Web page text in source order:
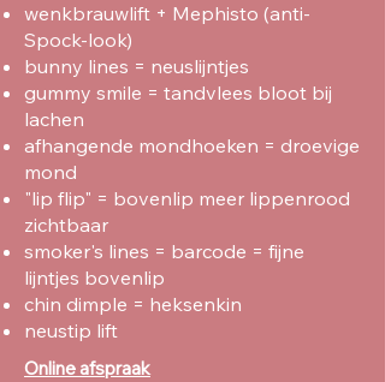
wenkbrauwlift + Mephisto (anti-
Spock-look)
bunny lines = neuslijntjes
gummy smile = tandvlees bloot bij
lachen
afhangende mondhoeken = droevige
mond
"lip flip" = bovenlip meer lippenrood
zichtbaar
smoker's lines = barcode = fijne
lijntjes bovenlip
chin dimple = heksenkin
neustip lift
Online afspraak